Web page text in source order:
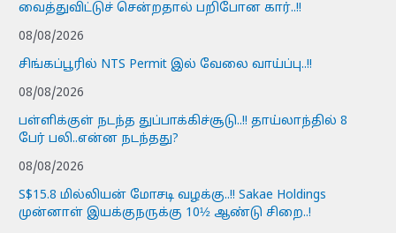
வைத்துவிட்டுச் சென்றதால் பறிபோன கார்..!!
08/08/2026
சிங்கப்பூரில் NTS Permit இல் வேலை வாய்ப்பு..!!
08/08/2026
பள்ளிக்குள் நடந்த துப்பாக்கிச்சூடு..!! தாய்லாந்தில் 8
பேர் பலி..என்ன நடந்தது?
08/08/2026
S$15.8 மில்லியன் மோசடி வழக்கு..!! Sakae Holdings
முன்னாள் இயக்குநருக்கு 10½ ஆண்டு சிறை..!